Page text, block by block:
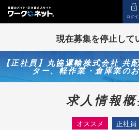
ログイ
現在募集を停止して
【正社員】丸協運輸株式会社 共
ター、軽作業・倉庫業の
求人情報
オススメ 正社員